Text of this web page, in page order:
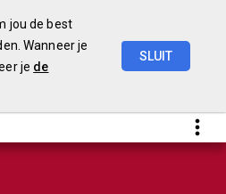
jou de best
Wanneer je
je de
SLUIT